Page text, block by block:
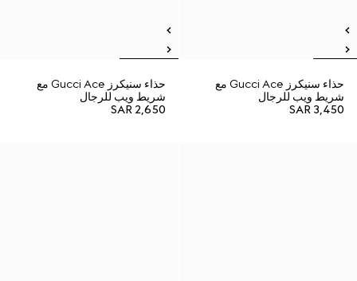
حذاء سنيكرز Gucci Ace مع
شريط ويب للرجال
SAR 3,450
حذاء سنيكرز Gucci Ace مع
شريط ويب للرجال
SAR 2,650